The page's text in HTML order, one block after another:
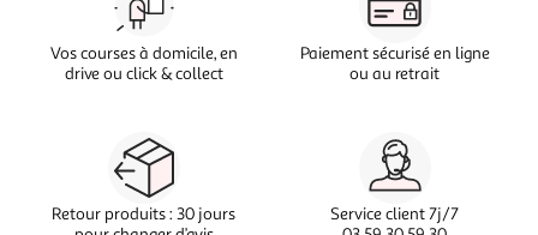
Vos courses à domicile, en
drive ou click & collect
Paiement sécurisé en ligne
ou au retrait
Retour produits : 30 jours
Service client 7j/7